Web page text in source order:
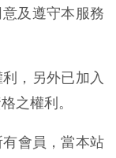
及遵守本服務
，另外已加入
之權利。
會員，當本站